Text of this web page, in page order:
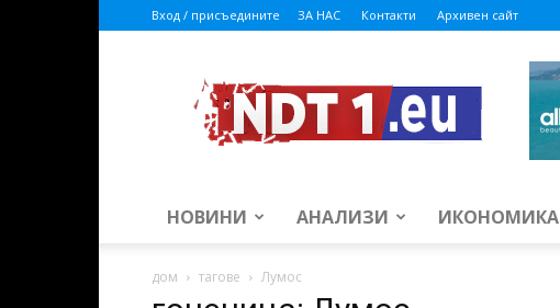
Вход / присъедините ЗА НАС Контакти Архивен сайт
НОВИНИ АНАЛИЗИ ИКОНОМИКА
дом тагове Лумос